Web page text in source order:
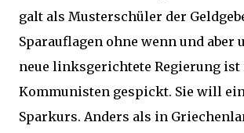
galt als Musterschüler der
Sparauflagen ohne wenn und aber
neue linksgerichtete Regierung
Kommunisten gespickt. Sie will
Sparkurs. Anders als in